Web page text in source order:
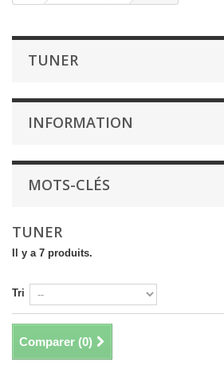
TUNER
INFORMATION
MOTS-CLÉS
TUNER
Il y a 7 produits.
Tri
Comparer (0)